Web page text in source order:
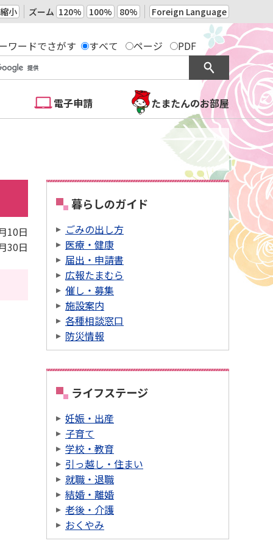
縮小 ズーム 120% 100% 80% Foreign Language
ワードでさがす すべて ページ PDF
電子申請 たまたんのお部屋
10日
30日
暮らしのガイド
ごみの出し方
医療・健康
届出・申請書
広報たまむら
催し・募集
施設案内
各種相談窓口
防災情報
ライフステージ
妊娠・出産
子育て
学校・教育
引っ越し・住まい
就職・退職
結婚・離婚
老後・介護
おくやみ